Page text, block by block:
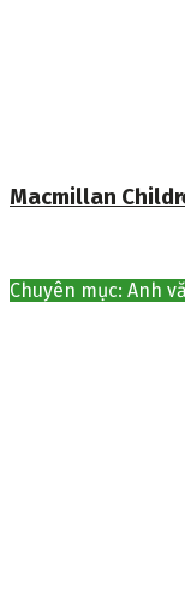
Macmillan
Chuyên mục: Anh